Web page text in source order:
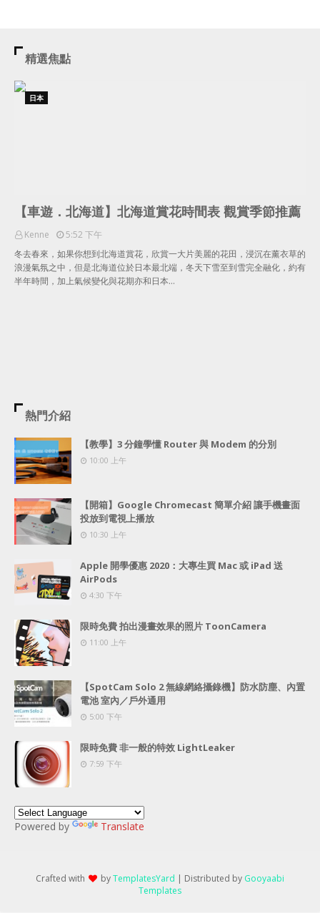
精選焦點
日本
【車遊．北海道】北海道賞花時間表 觀賞季節推薦
Kenne
5:52 下午
冬去春來，如果你想到北海道賞花，欣賞一大片美麗的花田，浸沉在薰衣草的
浪漫氣氛之中，但是北海道位於日本最北端，冬天下雪至到雪完全融化，約有
半年時間，加上氣候變化與花期亦和日本…
熱門介紹
【教學】3 分鐘學懂 Router 與 Modem 的分別
10:00 上午
【開箱】Google Chromecast 簡單介紹 讓手機畫面
投放到電視上播放
10:30 上午
Apple 開學優惠 2020：大專生買 Mac 或 iPad 送
AirPods
4:30 下午
限時免費 拍出漫畫效果的照片 ToonCamera
11:00 上午
【SpotCam Solo 2 無線網絡攝錄機】防水防塵、內置
電池 室內／戶外通用
5:00 下午
限時免費 非一般的特效 LightLeaker
7:59 下午
Powered by Translate
Crafted with byTemplatesYard | Distributed by Gooyaabi
Templates